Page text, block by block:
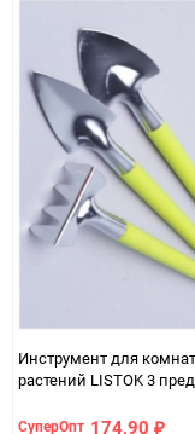
Инструмент для
растений LISTOK 3
СуперОпт 174,90 ₽